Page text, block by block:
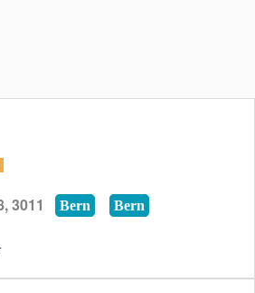
3011 Bern Bern